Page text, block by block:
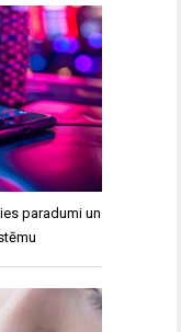
paradumi un